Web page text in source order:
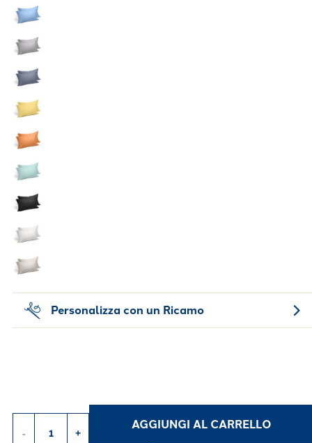
Personalizza con un Ricamo
- +
AGGIUNGI AL CARRELLO